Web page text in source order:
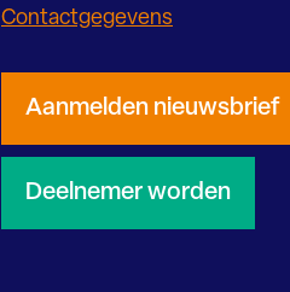
Contactgegevens
Aanmelden nieuwsbrief
Deelnemer worden